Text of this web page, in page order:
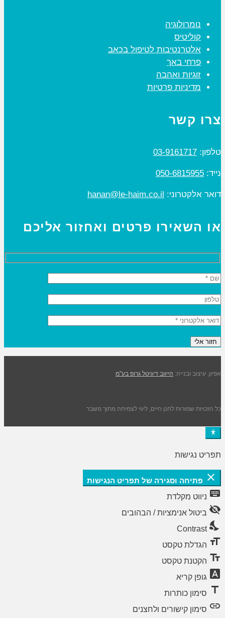
נומרולוגיה
קוליטיס
אלטרנטיבות לטיפול בכאב
פרחי באך
זוגיות ואהבה
מדיניות פרטיות
צרו קשר
טלפון: 03-9161717
נייד: 050-6815955
דואר אלקטרוני: hanan@le-haim.co.il
או השאירו פרטים ואחזור אליכם
אפיון, עיצוב ובנייה: הייווב דיגיטל גרופ בע"מ
כל הזכויות שמורות לחנן חיים, ליווי לצמיחה מתוך משבר
תפריט נגישות
close פתיחה וסגירה של תפריט הנגישות
keyboard ניווט מקלדת
visibility_off ביטול אנימציות / הבהובים
nights_stay
Contrast
format_size הגדלת טקסט
text_fields הקטנת טקסט
font_download גופן קריא
title סימון כותרות
link סימון קישורים ולחצנים